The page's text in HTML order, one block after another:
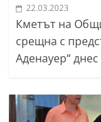
22.03.2023
Кметът на
срещна с
Аденауер“